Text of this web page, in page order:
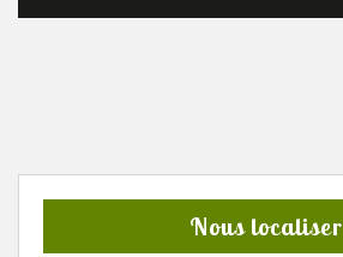
Nous localiser